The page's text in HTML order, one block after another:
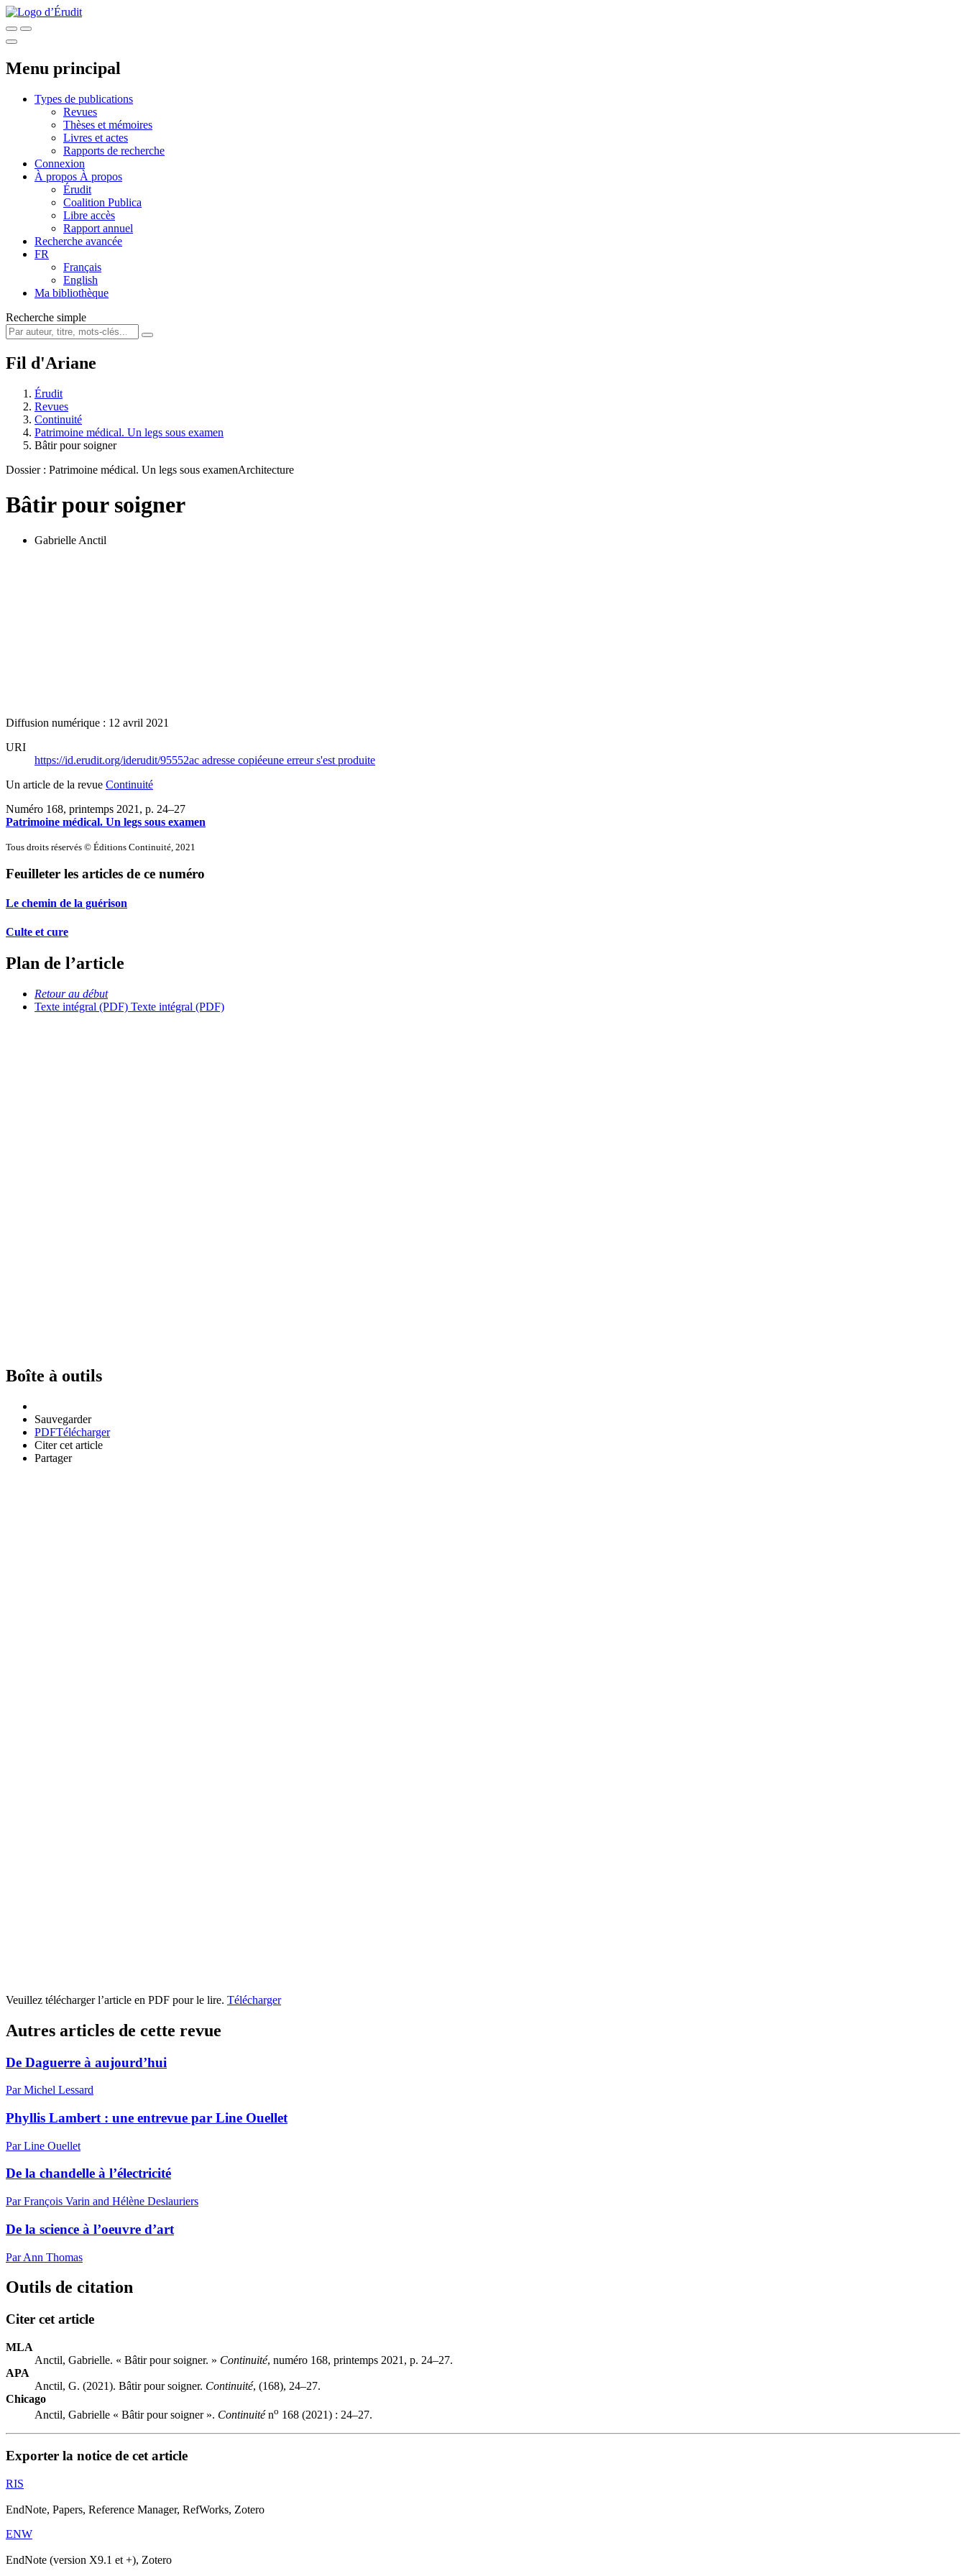
Menu principal
Types de publications
Revues
Thèses et mémoires
Livres et actes
Rapports de recherche
Connexion
À propos À propos
Érudit
Coalition Publica
Libre accès
Rapport annuel
Recherche avancée
FR
Français
English
Ma bibliothèque
Recherche simple
Fil d'Ariane
Érudit
Revues
Continuité
Patrimoine médical. Un legs sous examen
Bâtir pour soigner
Dossier : Patrimoine médical. Un legs sous examenArchitecture
Bâtir pour soigner
Gabrielle Anctil
Diffusion numérique : 12 avril 2021
URI
https://id.erudit.org/iderudit/95552ac adresse copiéeune erreur s'est produite
Un article de la revue Continuité
Numéro 168, printemps 2021 , p. 24–27
Patrimoine médical. Un legs sous examen
Tous droits réservés © Éditions Continuité, 2021
Feuilleter les articles de ce numéro
Le chemin de la guérison
Culte et cure
Plan de l’article
Retour au début
Texte intégral (PDF) Texte intégral (PDF)
Boîte à outils
Sauvegarder
PDFTélécharger
Citer cet article
Partager
Veuillez télécharger l’article en PDF pour le lire. Télécharger
Autres articles de cette revue
De Daguerre à aujourd’hui
Par Michel Lessard
Phyllis Lambert : une entrevue par Line Ouellet
Par Line Ouellet
De la chandelle à l’électricité
Par François Varin and Hélène Deslauriers
De la science à l’oeuvre d’art
Par Ann Thomas
Outils de citation
Citer cet article
MLA
Anctil, Gabrielle. « Bâtir pour soigner. » Continuité, numéro 168, printemps 2021, p. 24–27.
APA
Anctil, G. (2021). Bâtir pour soigner. Continuité, (168), 24–27.
Chicago
Anctil, Gabrielle « Bâtir pour soigner ». Continuiténo 168 (2021) : 24–27.
Exporter la notice de cet article
RIS
EndNote, Papers, Reference Manager, RefWorks, Zotero
ENW
EndNote (version X9.1 et +), Zotero